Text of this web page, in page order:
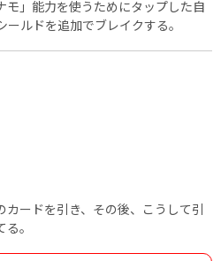
モ」能力を使うためにタップした自
ルドを追加でブレイクする。
カードを引き、その後、こうして引
。